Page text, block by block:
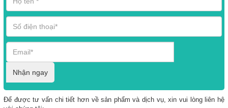
Nhận ngay
Để được tư vấn chi tiết hơn về sản phẩm và dịch vụ, xin vui lòng liên hệ